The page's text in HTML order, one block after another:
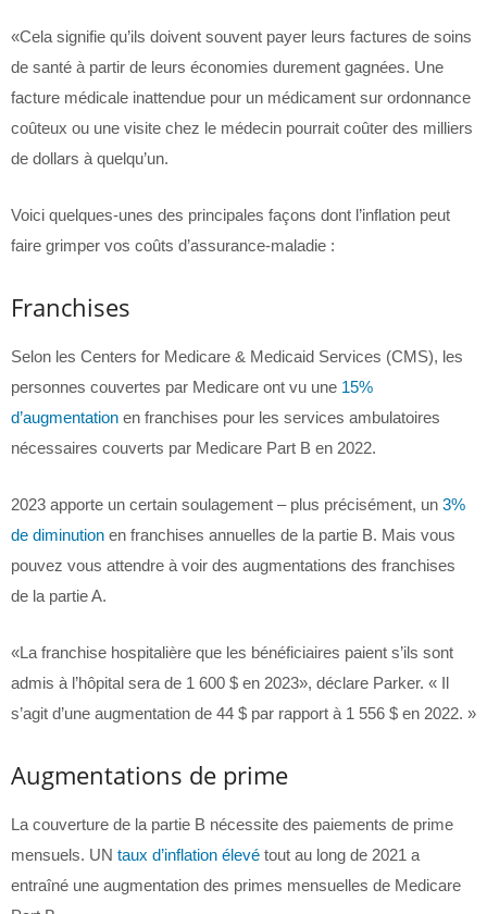
«Cela signifie qu’ils doivent souvent payer leurs factures de soins
de santé à partir de leurs économies durement gagnées. Une
facture médicale inattendue pour un médicament sur ordonnance
coûteux ou une visite chez le médecin pourrait coûter des milliers
de dollars à quelqu’un.
Voici quelques-unes des principales façons dont l’inflation peut
faire grimper vos coûts d’assurance-maladie :
Franchises
Selon les Centers for Medicare & Medicaid Services (CMS), les
personnes couvertes par Medicare ont vu une 15%
d’augmentation en franchises pour les services ambulatoires
nécessaires couverts par Medicare Part B en 2022.
2023 apporte un certain soulagement – plus précisément, un 3%
de diminution en franchises annuelles de la partie B. Mais vous
pouvez vous attendre à voir des augmentations des franchises
de la partie A.
«La franchise hospitalière que les bénéficiaires paient s’ils sont
admis à l’hôpital sera de 1 600 $ en 2023», déclare Parker. « Il
s’agit d’une augmentation de 44 $ par rapport à 1 556 $ en 2022. »
Augmentations de prime
La couverture de la partie B nécessite des paiements de prime
mensuels. UN taux d’inflation élevé tout au long de 2021 a
entraîné une augmentation des primes mensuelles de Medicare